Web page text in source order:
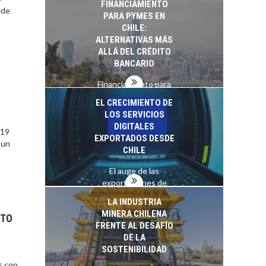
FINANCIAMIENTO
PARA PYMES EN
CHILE:
ALTERNATIVAS MÁS
ALLÁ DEL CRÉDITO
BANCARIO
Financiamiento para
pymes en Chile:
alternativas que
trascienden el
crédito…
EL CRECIMIENTO DE
LOS SERVICIOS
DIGITALES
EXPORTADOS DESDE
CHILE
El auge de las
exportaciones de
servicios digitales en
Chile:…
TURISMO EN EL
DESIERTO DE
ATACAMA:
OPORTUNIDADES
PARA EL
DESARROLLO LOCAL
LA INDUSTRIA
MINERA CHILENA
FRENTE AL DESAFÍO
DE LA
SOSTENIBILIDAD